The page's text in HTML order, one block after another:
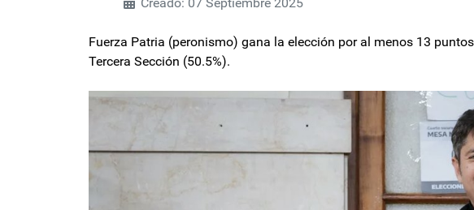
Fuerza Patria (peronismo) gana la elección por al menos 13
Tercera Sección (50.5%).